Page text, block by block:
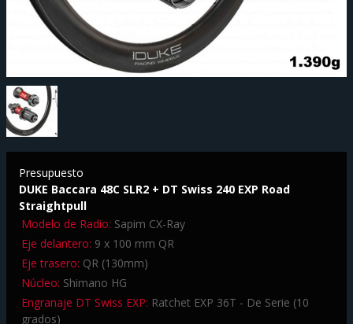
Presupuesto
DUKE Baccara 48C SLR2 + DT Swiss 240 EXP Road
Straightpull
Modelo de Radio: Sapim CX-Ray
Eje delantero: 9 x 100 mm QR
Eje trasero: QR (130mm)
Núcleo: Shimano HG
Engranaje DT Swiss EXP: Ratchet EXP 36T - De Serie (10
grados)